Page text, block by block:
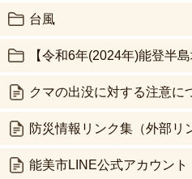
台風
【令和6年(2024年)能登半
クマの出没に対する注意に
防災情報リンク集（外部リ
能美市LINE公式アカウント